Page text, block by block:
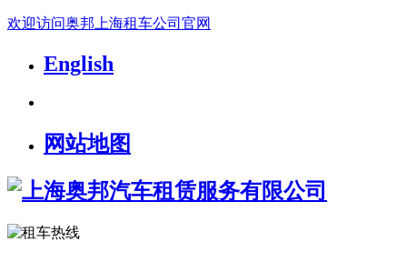
欢迎访问奥邦上海租车公司官网
English
网站地图